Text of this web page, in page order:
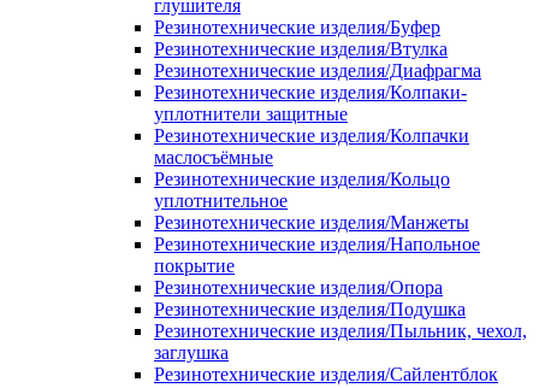
глушителя
Резинотехнические изделия/Буфер
Резинотехнические изделия/Втулка
Резинотехнические изделия/Диафрагма
Резинотехнические изделия/Колпаки-
уплотнители защитные
Резинотехнические изделия/Колпачки
маслосъёмные
Резинотехнические изделия/Кольцо
уплотнительное
Резинотехнические изделия/Манжеты
Резинотехнические изделия/Напольное
покрытие
Резинотехнические изделия/Опора
Резинотехнические изделия/Подушка
Резинотехнические изделия/Пыльник, чехол,
заглушка
Резинотехнические изделия/Сайлентблок